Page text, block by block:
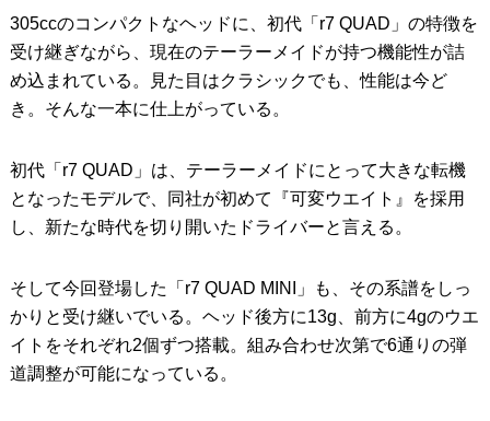
305ccのコンパクトなヘッドに、初代「r7 QUAD」の特徴を
受け継ぎながら、現在のテーラーメイドが持つ機能性が詰
め込まれている。見た目はクラシックでも、性能は今ど
き。そんな一本に仕上がっている。
初代「r7 QUAD」は、テーラーメイドにとって大きな転機
となったモデルで、同社が初めて『可変ウエイト』を採用
し、新たな時代を切り開いたドライバーと言える。
そして今回登場した「r7 QUAD MINI」も、その系譜をしっ
かりと受け継いでいる。ヘッド後方に13g、前方に4gのウエ
イトをそれぞれ2個ずつ搭載。組み合わせ次第で6通りの弾
道調整が可能になっている。